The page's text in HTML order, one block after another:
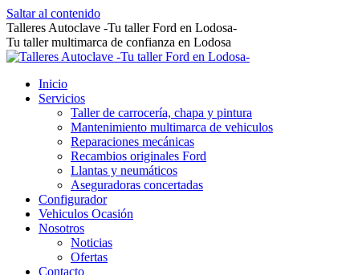
Saltar al contenido
Talleres Autoclave -Tu taller Ford en Lodosa-
Tu taller multimarca de confianza en Lodosa
Inicio
Servicios
Taller de carrocería, chapa y pintura
Mantenimiento multimarca de vehiculos
Reparaciones mecánicas
Recambios originales Ford
Llantas y neumáticos
Aseguradoras concertadas
Configurador
Vehiculos Ocasión
Nosotros
Noticias
Ofertas
Contacto